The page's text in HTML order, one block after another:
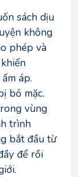
sách dịu
không
phép và
áp.
bỏ mặc.
vùng
trình
bắt đầu từ
để rồi